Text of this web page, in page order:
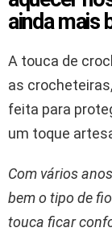
ainda mais
A touca de
as
feita para
um toque
Com vários
bem o tipo de
touca ficar